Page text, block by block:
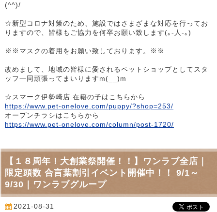
(^^)/
☆新型コロナ対策のため、施設ではさまざまな対応を行ってお
りますので、皆様もご協力を何卒お願い致します(｡-人-｡)
※※マスクの着用をお願い致しております。※※
改めまして、地域の皆様に愛されるペットショップとしてスタ
ッフ一同頑張ってまいりますm(__)m
☆スマーク伊勢崎店 在籍の子はこちらから
https://www.pet-onelove.com/puppy/?shop=253/
オープンチラシはこちらから
https://www.pet-onelove.com/column/post-1720/
【１８周年！大創業祭開催！！】ワンラブ全店｜
限定頭数 合言葉割引イベント開催中！！ 9/1～
9/30｜ワンラブグループ
2021-08-31